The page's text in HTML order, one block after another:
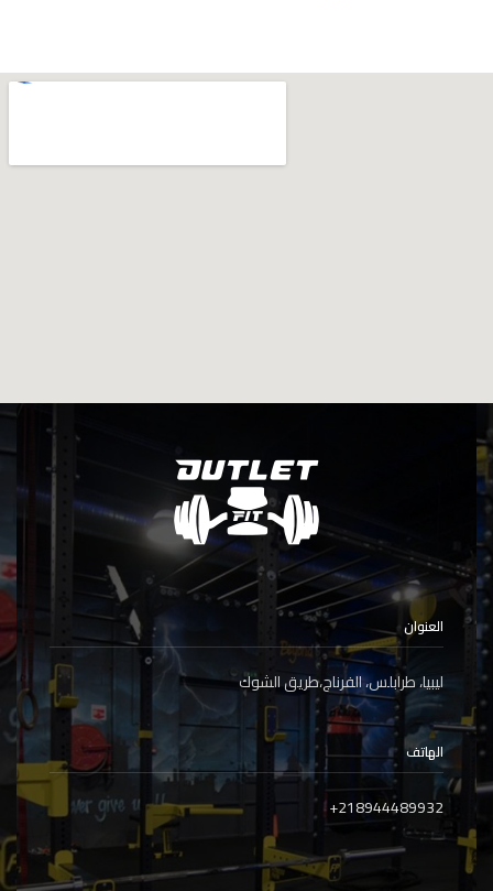
العنوان
ليبيا، طرابلس، الفرناج،طريق الشوك
الهاتف
218944489932
+